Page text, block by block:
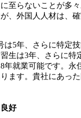
至らないことが多
、外国人人材は、
は5年、さらに特定技
生は3年、さらに特
年就業可能です。永
ます。貴社にあっ
好